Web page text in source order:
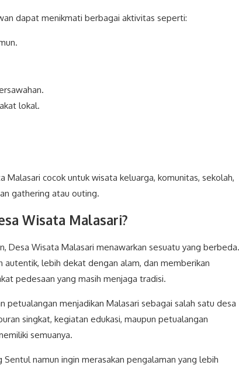
dapat menikmati berbagai aktivitas seperti:
lokal.
cocok untuk wisata keluarga, komunitas, sekolah,
gathering atau outing.
Wisata Malasari?
Desa Wisata Malasari menawarkan sesuatu yang berbeda.
lebih dekat dengan alam, dan memberikan
pedesaan yang masih menjaga tradisi.
petualangan menjadikan Malasari sebagai salah satu desa
singkat, kegiatan edukasi, maupun petualangan
semuanya.
namun ingin merasakan pengalaman yang lebih